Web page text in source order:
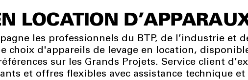
LOCATION
les professionnels du BTP, de l’industrie
choix d'appareils de levage en location,
sur les Grands Projets. Service client
et offres flexibles avec assistance technique